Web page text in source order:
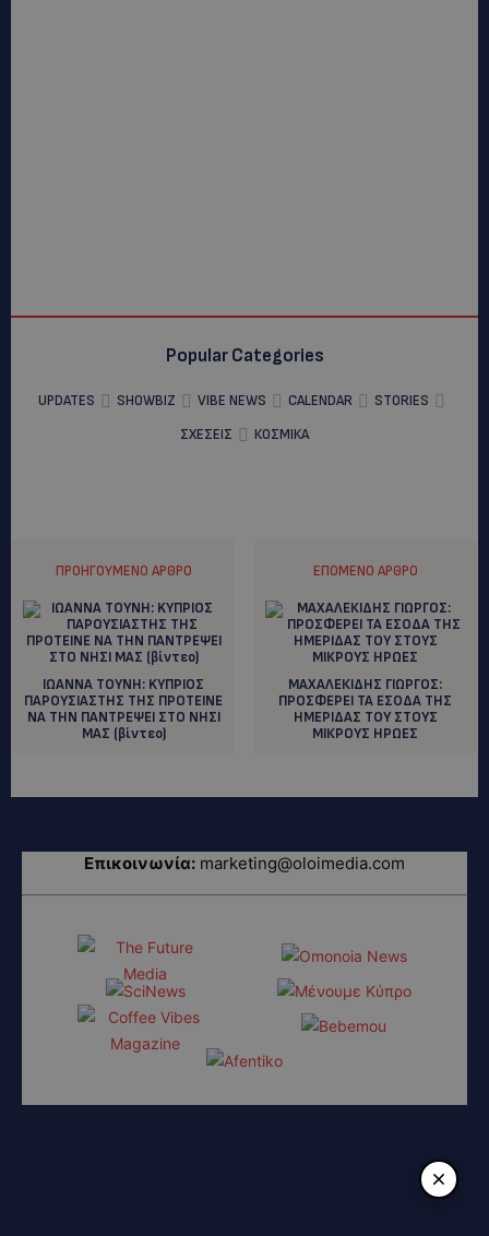
Popular Categories
UPDATES SHOWBIZ VIBE NEWS CALENDAR
STORIES
ΣΧΕΣΕΙΣ
ΚΟΣΜΙΚΑ
ΠΡΟΗΓΟΎΜΕΝΟ ΆΡΘΡΟ
ΙΩΑΝΝΑ ΤΟΥΝΗ: KYΠΡΙΟΣ
ΠΑΡΟΥΣΙΑΣΤΗΣ ΤΗΣ ΠΡΟΤΕΙΝΕ
ΝΑ ΤΗΝ ΠΑΝΤΡΕΨΕΙ ΣΤΟ ΝΗΣΙ
ΜΑΣ (βίντεο)
ΕΠΌΜΕΝΟ ΆΡΘΡΟ
ΜΑΧΑΛΕΚΙΔΗΣ ΓΙΩΡΓΟΣ:
ΠΡΟΣΦΕΡΕΙ ΤΑ ΕΣΟΔΑ ΤΗΣ
ΗΜΕΡΙΔΑΣ ΤΟΥ ΣΤΟΥΣ
ΜΙΚΡΟΥΣ ΗΡΩΕΣ
Επικοινωνία: marketing@oloimedia.com